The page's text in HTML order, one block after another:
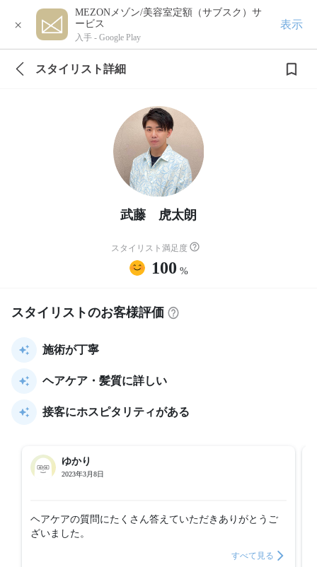
×
MEZONメゾン/美容室定額（サブスク）サ
ービス
入手 - Google Play
表示
スタイリスト詳細
武藤 虎太朗
スタイリスト満足度
100 %
スタイリストのお客様評価
施術が丁寧
ヘアケア・髪質に詳しい
接客にホスピタリティがある
ゆかり
2023年3月8日
ヘアケアの質問にたくさん答えていただきありがとうご
ざいました。
すべて見る